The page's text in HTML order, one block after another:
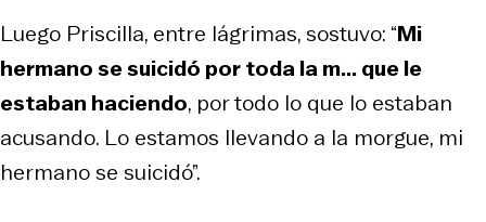
Luego Priscilla, entre lágrimas, sostuvo: “Mi
hermano se suicidó por toda la m... que le
estaban haciendo, por todo lo que lo estaban
acusando. Lo estamos llevando a la morgue, mi
hermano se suicidó”.